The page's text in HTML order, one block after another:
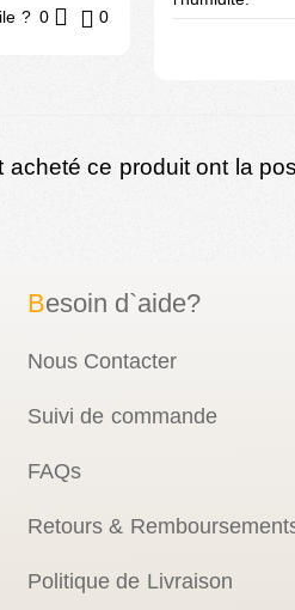
? 0 0
ce produit ont la
Besoin d`aide?
Nous Contacter
Suivi de commande
FAQs
Retours &
Politique de Livraison